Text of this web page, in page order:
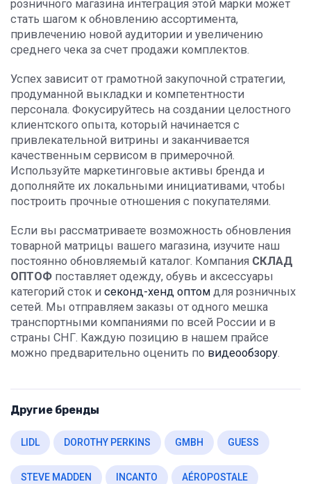
розничного магазина интеграция этой марки может
стать шагом к обновлению ассортимента,
привлечению новой аудитории и увеличению
среднего чека за счет продажи комплектов.
Успех зависит от грамотной закупочной стратегии,
продуманной выкладки и компетентности
персонала. Фокусируйтесь на создании целостного
клиентского опыта, который начинается с
привлекательной витрины и заканчивается
качественным сервисом в примерочной.
Используйте маркетинговые активы бренда и
дополняйте их локальными инициативами, чтобы
построить прочные отношения с покупателями.
Если вы рассматриваете возможность обновления
товарной матрицы вашего магазина, изучите наш
постоянно обновляемый каталог. Компания СКЛАД
ОПТОФ поставляет одежду, обувь и аксессуары
категорий сток и секонд-хенд оптом для розничных
сетей. Мы отправляем заказы от одного мешка
транспортными компаниями по всей России и в
страны СНГ. Каждую позицию в нашем прайсе
можно предварительно оценить по видеообзору.
Другие бренды
LIDL DOROTHY PERKINS GMBH GUESS
STEVE MADDEN INCANTO AÉROPOSTALE